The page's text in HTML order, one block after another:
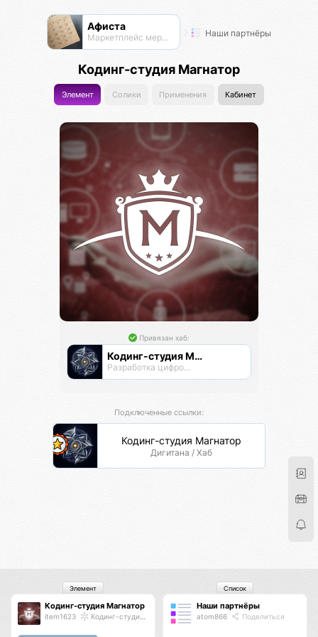
Афиста
Маркетплейс мероприятий Наши партнёры
Кодинг-студия Магнатор
Элемент Солики Применения Кабинет
Привязан хаб:
Кодинг-студия Магнатор
Разработка цифровых продуктов
Подключенные ссылки:
Кодинг-студия Магнатор
Дигитана / Хаб
Кодинг-студия Магнатор
item1623 Кодинг-студия Магнатор
Элемент
Наши партнёры
atom866 Поделиться
Список